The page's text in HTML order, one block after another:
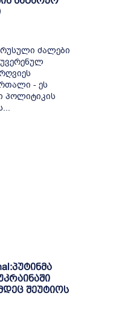
ძალები
- ეს
პოლიტიკის
შეუტიოს